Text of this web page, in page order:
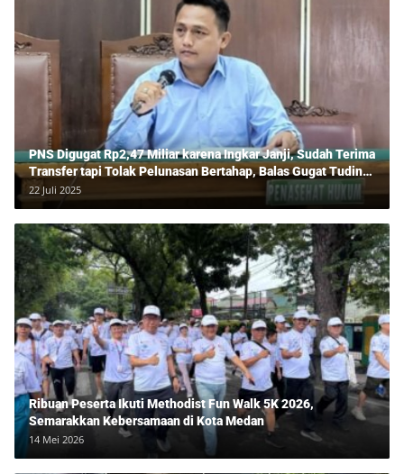
PNS Digugat Rp2,47 Miliar karena Ingkar Janji, Sudah Terima
Transfer tapi Tolak Pelunasan Bertahap, Balas Gugat Tuding
Lawan Tipu Rp850 Juta
22 Juli 2025
Ribuan Peserta Ikuti Methodist Fun Walk 5K 2026,
Semarakkan Kebersamaan di Kota Medan
14 Mei 2026